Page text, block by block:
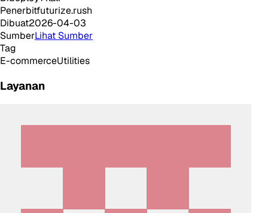
Penerbitfuturize.rush
Dibuat2026-04-03
SumberLihat Sumber
Tag
E-commerceUtilities
Layanan